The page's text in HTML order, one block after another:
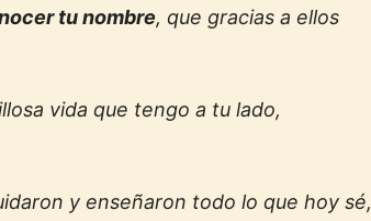
tu nombre, que gracias a ellos
vida que tengo a tu lado,
y enseñaron todo lo que hoy sé,